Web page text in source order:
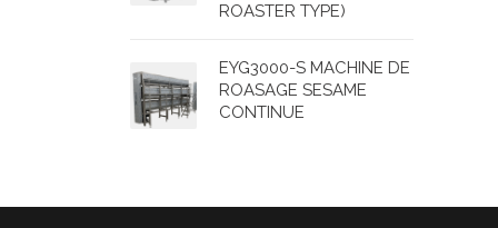
ROASTER TYPE)
EYG3000-S MACHINE DE
ROASAGE SESAME
CONTINUE